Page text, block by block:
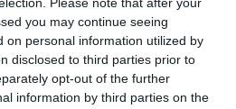
you may continue seeing
on personal information utilized by
disclosed to third parties prior to
opt-out of the further
information by third parties on the
útvonalat javasolta
szállítására. Íme Varga
Heves Megyei
megtalálható,itt.A